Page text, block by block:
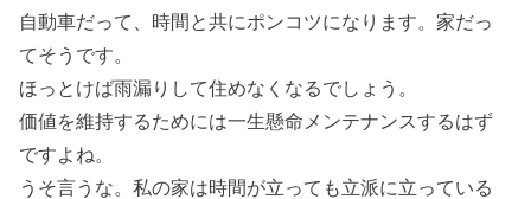
自動車だって、時間と共にポンコツになります。家だっ
てそうです。
ほっとけば雨漏りして住めなくなるでしょう。
価値を維持するためには一生懸命メンテナンスするはず
ですよね。
うそ言うな。私の家は時間が立っても立派に立っている